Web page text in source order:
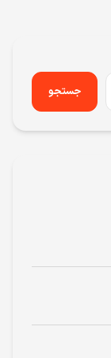
جستجو